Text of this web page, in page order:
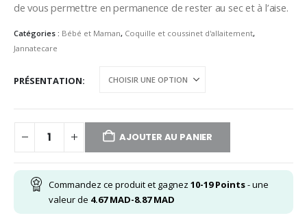
de vous permettre en permanence de rester au sec et à l’aise.
Catégories : Bébé et Maman, Coquille et coussinet d'allaitement,
Jannatecare
PRÉSENTATION
AJOUTER AU PANIER
Commandez ce produit et gagnez 10-19Points- une
valeur de 4.67MAD-8.87MAD